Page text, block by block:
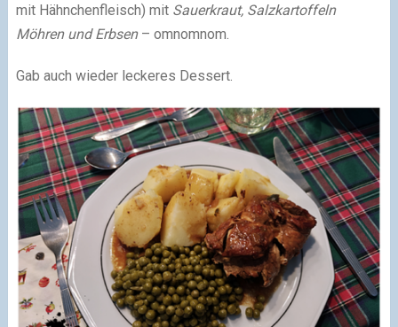
mit Hähnchenfleisch) mit Sauerkraut, Salzkartoffeln
Möhren und Erbsen– omnomnom.
Gab auch wieder leckeres Dessert.